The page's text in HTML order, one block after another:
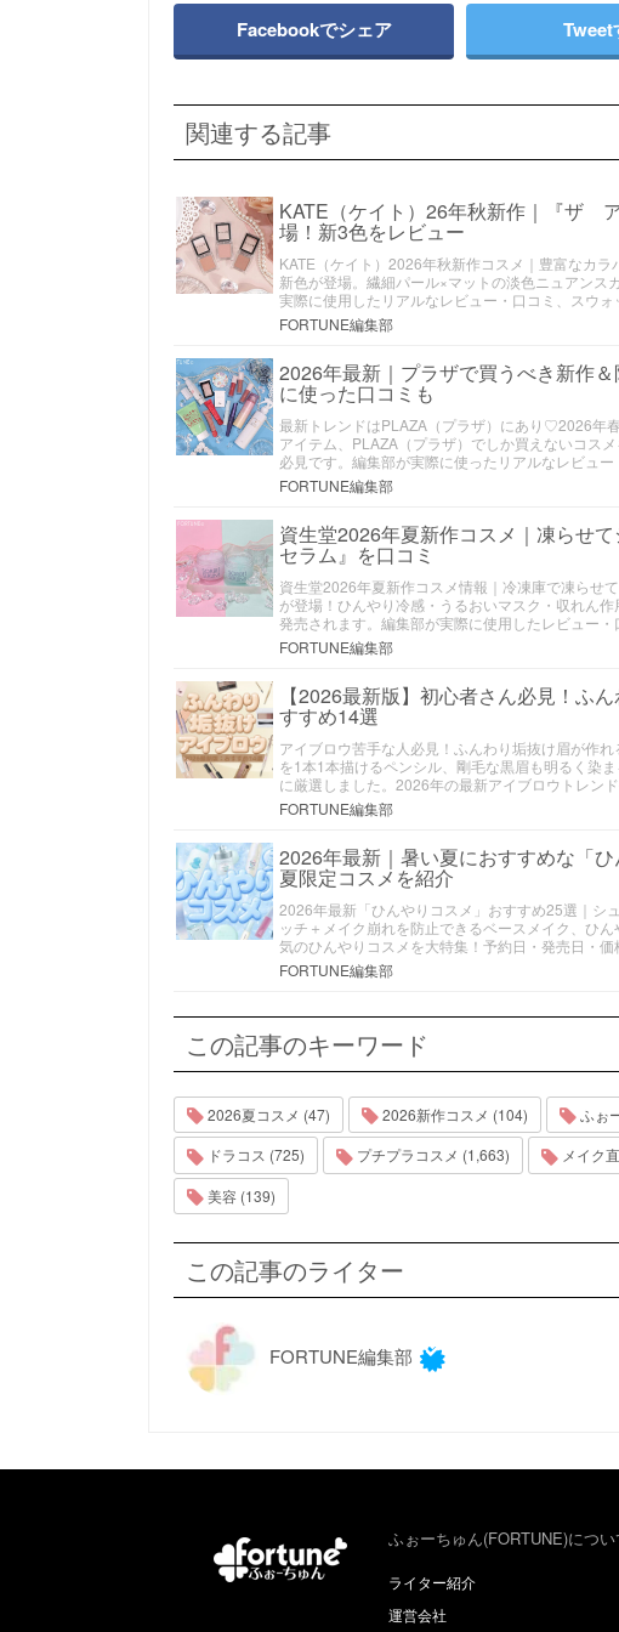
Facebookでシェア Tweet
関連する記事
KATE（ケイト）26年秋新作｜『ザ
場！新3色をレビュー
KATE（ケイト）2026年秋新作コスメ｜豊富なカ
新色が登場。繊細パール×マットの淡色ニュアン
実際に使用したリアルなレビュー・口コミ、スウォ
FORTUNE編集部
2026年最新｜プラザで買うべき新作
に使った口コミも
最新トレンドはPLAZA（プラザ）にあり♡2026年
アイテム、PLAZA（プラザ）でしか買えないコス
必見です。編集部が実際に使ったリアルなレビュー
FORTUNE編集部
資生堂2026年夏新作コスメ｜凍らせ
セラム』を口コミ
資生堂2026年夏新作コスメ情報｜冷凍庫で凍らせ
が登場！ひんやり冷感・うるおいマスク・収れん
発売されます。編集部が実際に使用したレビュー・
FORTUNE編集部
【2026最新版】初心者さん必見！ふ
すすめ14選
アイブロウ苦手な人必見！ふんわり垢抜け眉が作
を1本1本描けるペンシル、剛毛な黒眉も明るく染
に厳選しました。2026年の最新アイブロウトレン
FORTUNE編集部
2026年最新｜暑い夏におすすめな「
夏限定コスメを紹介
2026年最新「ひんやりコスメ」おすすめ25選｜シ
ッチ＋メイク崩れを防止できるベースメイク、ひ
気のひんやりコスメを大特集！予約日・発売日・価
FORTUNE編集部
この記事のキーワード
2026夏コスメ (47) 2026新作コスメ (104) ふぉ
ドラコス (725)
プチプラコスメ (1,663) メイク
美容 (139)
この記事のライター
FORTUNE編集部
ふぉーちゅん(FORTUNE)につい
ライター紹介
運営会社